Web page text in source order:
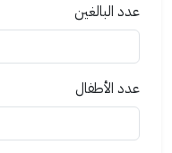
عدد البالغين
عدد الأطفال